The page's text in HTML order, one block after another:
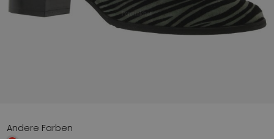
Andere Farben